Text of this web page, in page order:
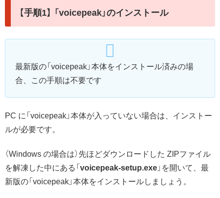
【手順1】 「voicepeak」のインストール
最新版の「voicepeak」本体をインストール済みの場
合、この手順は不要です
PC に「voicepeak」本体が入っていない場合は、インストー
ルが必要です。
（Windows の場合は）先ほどダウンロードした ZIPファイル
を解凍した中にある「 voicepeak-setup.exe 」を開いて、最
新版の「voicepeak」本体をインストールしましょう。